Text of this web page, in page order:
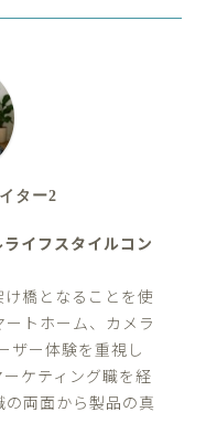
ター2
イフスタイルコン
橋となることを使
トホーム、カメラ
ザー体験を重視し
ケティング職を経
両面から製品の真